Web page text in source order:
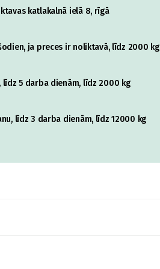
katlakalnā ielā 8, rīgā
ja preces ir noliktavā, līdz 2000 kg
5 darba dienām, līdz 2000 kg
līdz 3 darba dienām, līdz 12000 kg